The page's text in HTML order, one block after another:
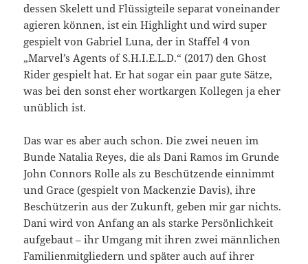
dessen Skelett und Flüssigteile separat voneinander
agieren können, ist ein Highlight und wird super
gespielt von Gabriel Luna, der in Staffel 4 von
„Marvel’s Agents of S.H.I.E.L.D.“ (2017) den Ghost
Rider gespielt hat. Er hat sogar ein paar gute Sätze,
was bei den sonst eher wortkargen Kollegen ja eher
unüblich ist.
Das war es aber auch schon. Die zwei neuen im
Bunde Natalia Reyes, die als Dani Ramos im Grunde
John Connors Rolle als zu Beschützende einnimmt
und Grace (gespielt von Mackenzie Davis), ihre
Beschützerin aus der Zukunft, geben mir gar nichts.
Dani wird von Anfang an als starke Persönlichkeit
aufgebaut – ihr Umgang mit ihren zwei männlichen
Familienmitgliedern und später auch auf ihrer